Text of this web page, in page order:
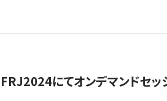
FRJ2024にてオンデマンドセッ